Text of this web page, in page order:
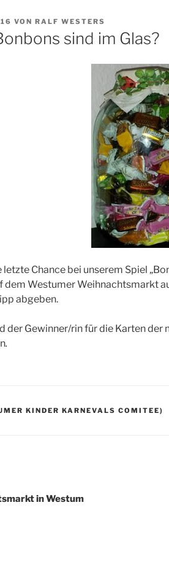
VON RALF WESTERS
sind im Glas?
Chance bei unserem Spiel
dem Westumer Weihnachtsmarkt
abgeben.
der Gewinner/rin für die Karten
.
KINDER KARNEVALS COMITEE)
in Westum